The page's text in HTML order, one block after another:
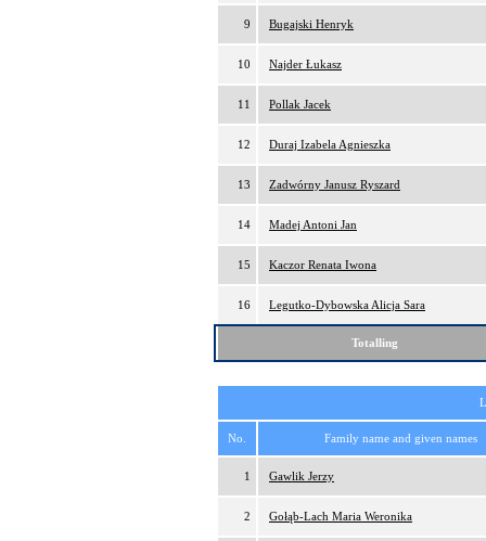
9 Bugajski Henryk
10 Najder Łukasz
11 Pollak Jacek
12 Duraj Izabela Agnieszka
13 Zadwórny Janusz Ryszard
14 Madej Antoni Jan
15 Kaczor Renata Iwona
16 Legutko-Dybowska Alicja Sara
Totalling
No. Family name and given names
1 Gawlik Jerzy
2 Gołąb-Lach Maria Weronika